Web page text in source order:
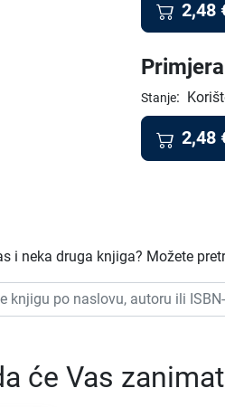
2,48
Stanje:
2,48
i neka druga knjiga? Možete
će Vas